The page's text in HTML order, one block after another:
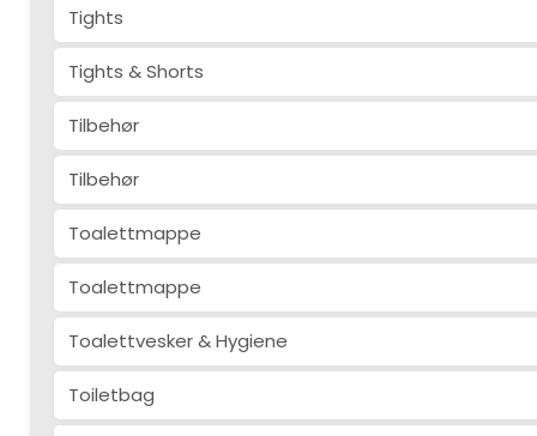
Tights
Tights & Shorts
Tilbehør
Tilbehør
Toalettmappe
Toalettmappe
Toalettvesker & Hygiene
Toiletbag